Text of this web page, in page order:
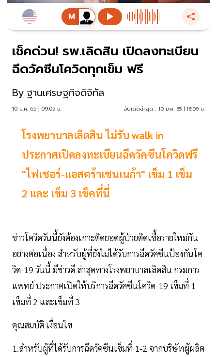
เช็คด่วน! รพ.เลิดสิน เปิดลงทะเบียน
ฉีดวัคซีนโควิดทุกเข็ม ฟรี
By ฐานเศรษฐกิจดิจิทัล
10 ม.ค. 65 | 09:05 น. อัปเดตล่าสุด : 10 ม.ค. 65 | 16:09 น.
โรงพยาบาลเลิดสิน ไม่รับ walk in
ประกาศเปิดลงทะเบียนฉีดวัคซีนโควิดฟรี
"ไฟเซอร์-แอสตร้าเซนเนก้า" เข็ม 1 เข็ม
2 และ เข็ม 3 เช็คที่นี่
ข่าวโควิดวันนี้ยังต้องเกาะติดยอดผู้ป่วยติดเชื้อรายใหม่กัน
อย่างต่อเนื่อง สำหรับผู้ที่ยังไม่ได้รับการฉีดวัคซีนป้องกันโค
วิด-19 วันนี้ มีข่าวดี ล่าสุดทางโรงพยาบาลเลิดสิน กรมการ
แพทย์ ประกาศเปิดให้บริการฉีดวัคซีนโควิด-19 เข็มที่ 1
เข็มที่ 2 และเข็มที่ 3
คุณสมบัติ เงื่อนไข
1.สำหรับผู้ที่ได้รับการฉีดวัคซีนเข็มที่ 1-2 จากบริษัทผู้ผลิต